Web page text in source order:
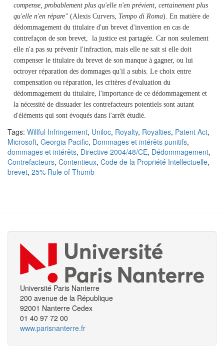
compense, probablement plus qu'elle n'en prévient, certainement plus
qu'elle n'en répare" (Alexis Curvers, Tempo di Roma). En matière de
dédommagement du titulaire d'un brevet d'invention en cas de
contrefaçon de son brevet, la justice est partagée. Car non seulement
elle n'a pas su prévenir l'infraction, mais elle ne sait si elle doit
compenser le titulaire du brevet de son manque à gagner, ou lui
octroyer réparation des dommages qu'il a subis. Le choix entre
compensation ou réparation, les critères d'évaluation du
dédommagement du titulaire, l'importance de ce dédommagement et
la nécessité de dissuader les contrefacteurs potentiels sont autant
d'éléments qui sont évoqués dans l'arrêt étudié.
Tags: Willful Infringement, Uniloc, Royalty, Royalties, Patent Act,
Microsoft, Georgia Pacific, Dommages et intérêts punitifs,
dommages et intérêts, Directive 2004/48/CE, Dédommagement,
Contrefacteurs, Contentieux, Code de la Propriété Intellectuelle,
brevet, 25% Rule of Thumb
Université Paris Nanterre
200 avenue de la République
92001 Nanterre Cedex
01 40 97 72 00
www.parisnanterre.fr